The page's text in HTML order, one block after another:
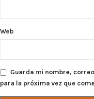
Web
Guarda mi nombre,
para la próxima vez que